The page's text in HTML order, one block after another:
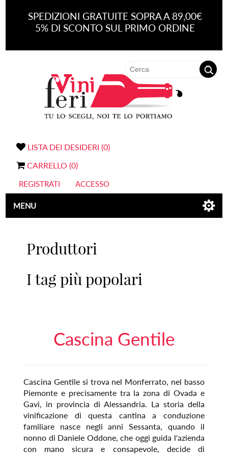
SPEDIZIONI GRATUITE SOPRA A 89,00€
5% DI SCONTO SUL PRIMO ORDINE
LISTA DEI DESIDERI (0)
CARRELLO (0)
REGISTRATI ACCESSO
MENU
Produttori
I tag più popolari
Cascina Gentile
Cascina Gentile si trova nel Monferrato, nel basso
Piemonte e precisamente tra la zona di Ovada e
Gavi, in provincia di Alessandria. La storia della
vinificazione di questa cantina a conduzione
familiare nasce negli anni Sessanta, quando il
nonno di Daniele Oddone, che oggi guida l'azienda
con mano sicura e consapevole, decide di